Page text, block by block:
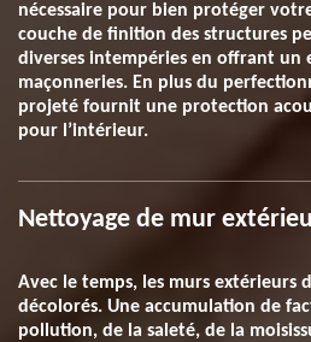
nécessaire pour bien protéger
couche de finition des structures
diverses intempéries en offrant un
maçonneries. En plus du
projeté fournit une protection
pour l’intérieur.
Nettoyage de mur
Avec le temps, les murs
décolorés. Une accumulation de
pollution, de la saleté, de la